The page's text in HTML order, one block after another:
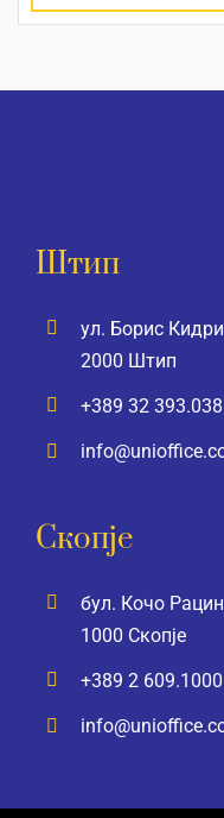
Штип
ул. Борис
2000 Штип
+389 32 393.038
Скопје
бул. Кочо
1000 Скопје
+389 2 609.1000